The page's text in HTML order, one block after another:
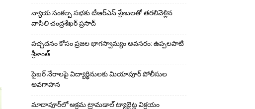
న్యాయ సంక‌ల్ప స‌భ‌కు టీఆర్ఎస్ శ్రేణుల‌తో త‌ర‌లివెళ్లిన
వాసిలి చంద్ర‌శేఖ‌ర్ ప్ర‌సాద్
పచ్చదనం కోసం ప్రజల భాగస్వామ్యం అవసరం: ఉప్పలపాటి
శ్రీకాంత్
సైబర్ నేరాలపై విద్యార్థినులకు మియాపూర్ పోలీసుల
అవగాహన
మాదాపూర్‌లో అక్రమ ట్రామడాల్ ట్యాబ్లెట్ల విక్రయం